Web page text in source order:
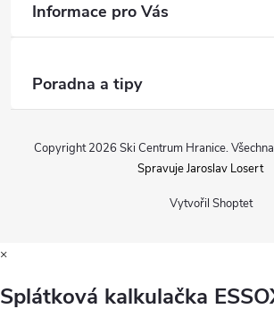
Informace pro Vás
Poradna a tipy
Vytvořil Shoptet
Copyright 2026 Ski Centrum Hranice.
Spravuje Jaroslav Losert
×
Splátková kalkulačka